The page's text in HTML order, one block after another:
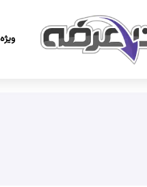
ویژه